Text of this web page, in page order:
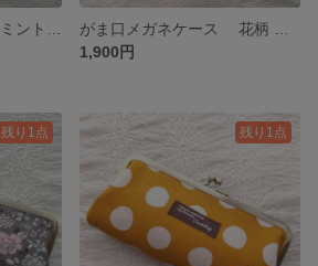
1,900円
残り1点 残り1点